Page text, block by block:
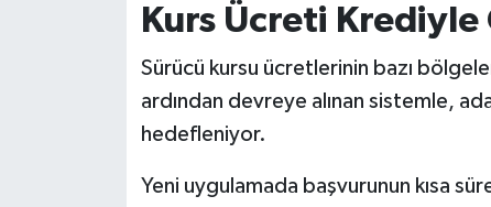
Kurs Ücreti
Sürücü kursu ücretlerinin bazı
ardından devreye alınan sistemle,
hedefleniyor.
Yeni uygulamada başvurunun kısa
Vefat Haberleri